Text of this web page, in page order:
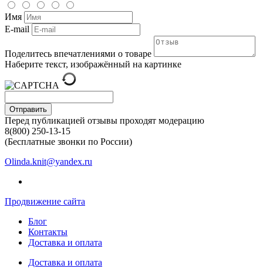
Имя
E-mail
Поделитесь впечатлениями о товаре
Наберите текст, изображённый на картинке
Отправить
Перед публикацией отзывы проходят модерацию
8(800) 250-13-15
(Бесплатные звонки по России)
Olinda.knit@yandex.ru
Продвижение сайта
Блог
Контакты
Доставка и оплата
Доставка и оплата